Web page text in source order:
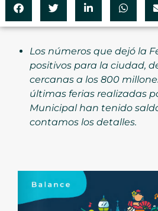
Los números que dejó la
positivos para la ciudad,
cercanas a los 800
últimas ferias realizadas
Municipal han tenido
contamos los detalles.